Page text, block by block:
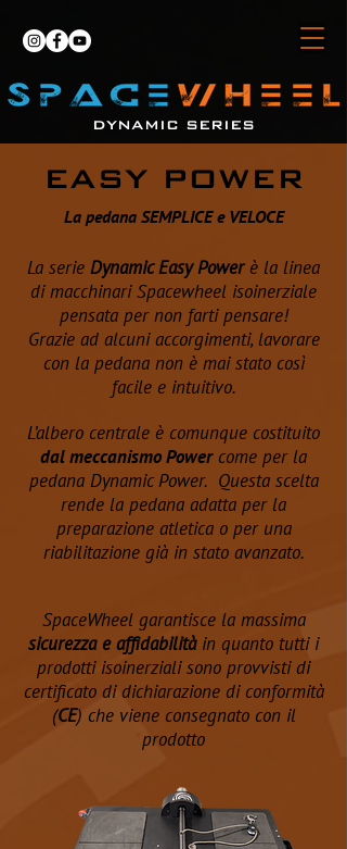
DYNAMIC SERIES
EASY POWER
La pedana SEMPLICE e VELOCE
La serie Dynamic Easy Powerè la linea
di macchinari Spacewheel isoinerziale
pensata per non farti pensare!
Grazie ad alcuni accorgimenti, lavorare
con la pedana non è mai stato così
facile e intuitivo.
L’albero centrale è comunque costituito
dal meccanismo Powercome per la
pedana Dynamic Power. Questa scelta
rende la pedana adatta per la
preparazione atletica o per una
riabilitazione già in stato avanzato.
SpaceWheel garantisce la massima
sicurezza e affidabilitàin quanto tutti i
prodotti isoinerziali sono provvisti di
certificato di dichiarazione di conformità
(CE) che viene consegnato con il
prodotto